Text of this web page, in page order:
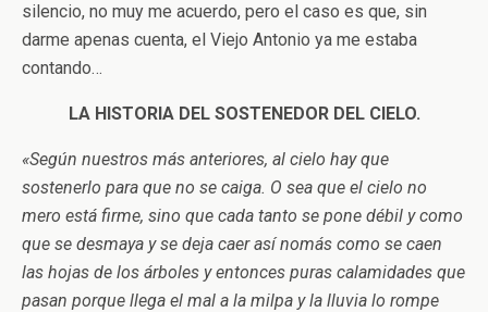
silencio, no muy me acuerdo, pero el caso es que, sin
darme apenas cuenta, el Viejo Antonio ya me estaba
contando…
LA HISTORIA DEL SOSTENEDOR DEL CIELO.
«Según nuestros más anteriores, al cielo hay que
sostenerlo para que no se caiga. O sea que el cielo no
mero está firme, sino que cada tanto se pone débil y como
que se desmaya y se deja caer así nomás como se caen
las hojas de los árboles y entonces puras calamidades que
pasan porque llega el mal a la milpa y la lluvia lo rompe